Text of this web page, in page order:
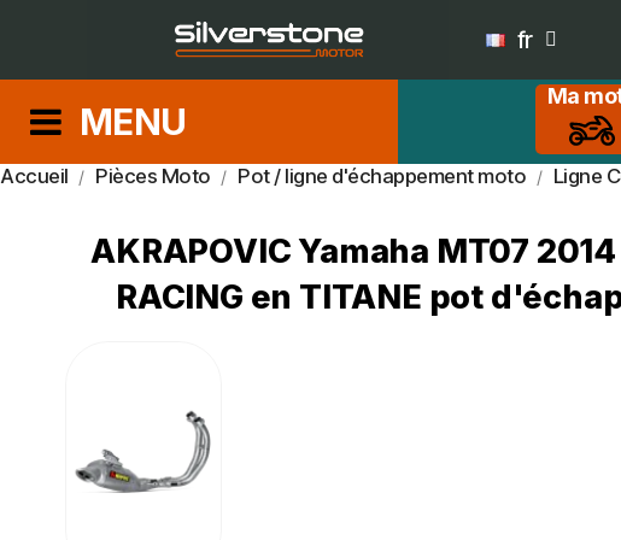
fr
MENU
Ma
Accueil Pièces Moto Pot / ligne d'échappement moto Ligne
AKRAPOVIC Yamaha MT07
RACING en TITANE pot